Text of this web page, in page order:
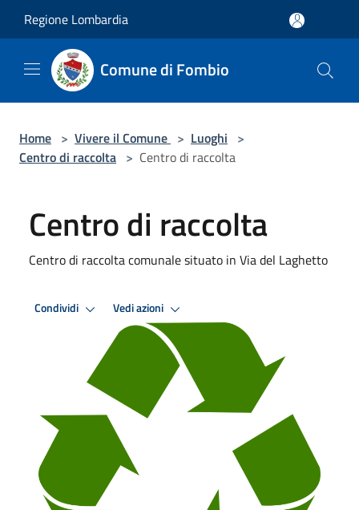
Regione Lombardia
Comune di Fombio
Home > Vivere il Comune > Luoghi >
Centro di raccolta > Centro di raccolta
Centro di raccolta
Centro di raccolta comunale situato in Via del Laghetto
Condividi Vedi azioni